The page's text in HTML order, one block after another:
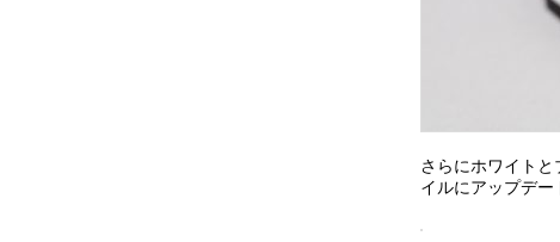
さらにホワイト
イルにアップデー